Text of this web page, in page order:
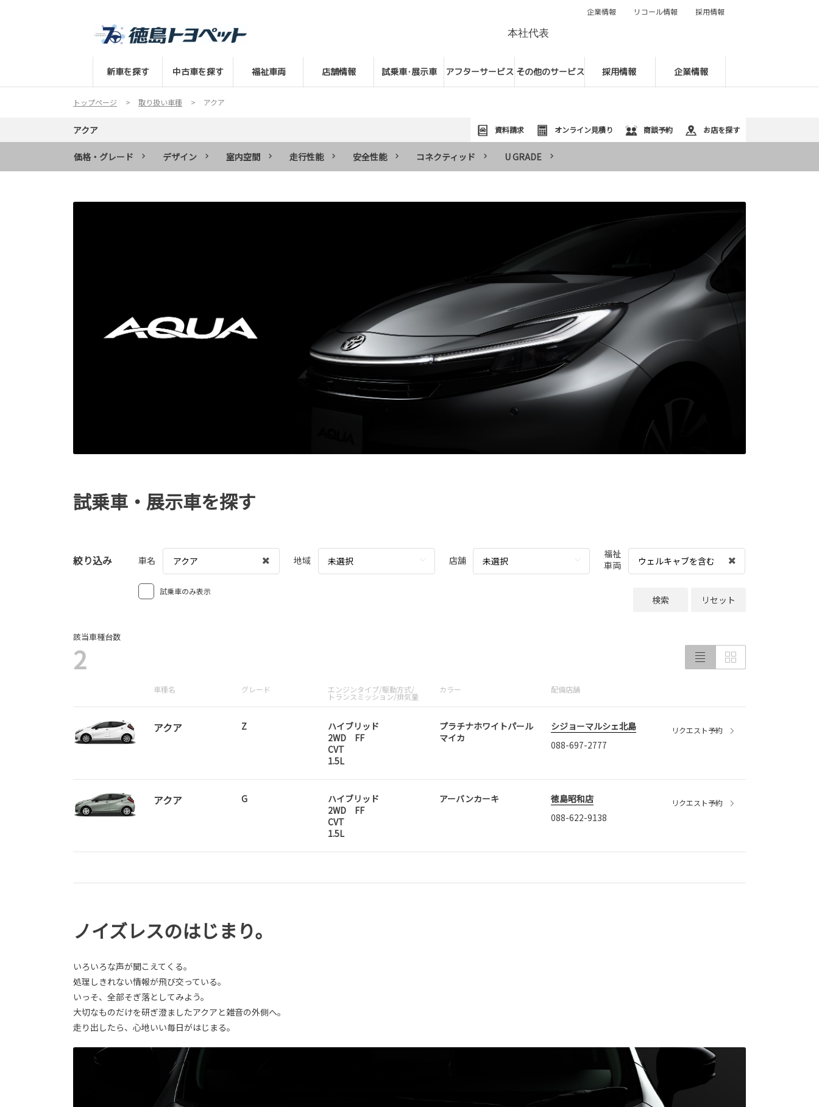
本社代表
新車を探す 中古車を探す 福祉車両 店舗情報 試乗車･展示車 アフターサービス その他のサービス 採用情報 企業情報
企業情報 リコール情報 採用情報
トップページ 取り扱い車種 アクア
アクア 資料請求 オンライン見積り 商談予約 お店を探す
価格・グレード デザイン 室内空間 走行性能 安全性能 コネクティッド U GRADE
試乗車・展示車を探す
絞り込み 車名 アクア 地域 未選択 店舗 未選択
福祉
車両
ウェルキャブを含む
試乗車のみ表示
検索 リセット
該当車種台数
2
車種名 グレード エンジンタイプ/駆動方式/
トランスミッション/排気量
カラー 配備店舗
アクア Z
ハイブリッド
2WD FF
CVT
1.5L
プラチナホワイトパール
マイカ
シジョーマルシェ北島
088-697-2777
リクエスト予約
アクア G
ハイブリッド
2WD FF
CVT
1.5L
アーバンカーキ
徳島昭和店
088-622-9138
リクエスト予約
ノイズレスのはじまり。
いろいろな声が聞こえてくる。
処理しきれない情報が飛び交っている。
いっそ、全部そぎ落としてみよう。
大切なものだけを研ぎ澄ましたアクアと雑音の外側へ。
走り出したら、心地いい毎日がはじまる。